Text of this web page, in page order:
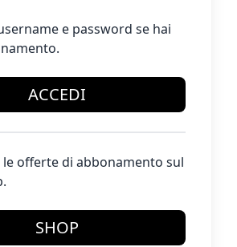
e password se hai
ACCEDI
offerte di abbonamento sul
SHOP